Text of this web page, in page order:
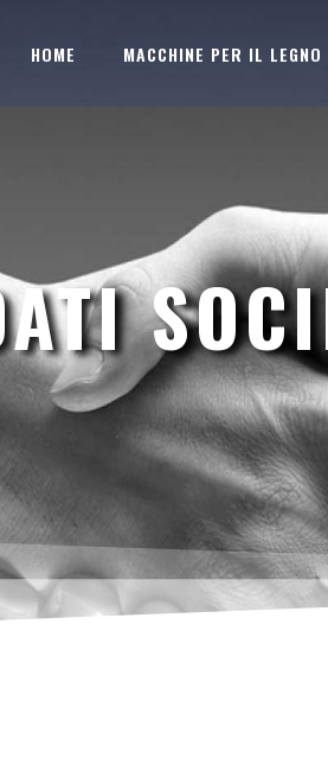
HOME MACCHINE PER IL LEGNO